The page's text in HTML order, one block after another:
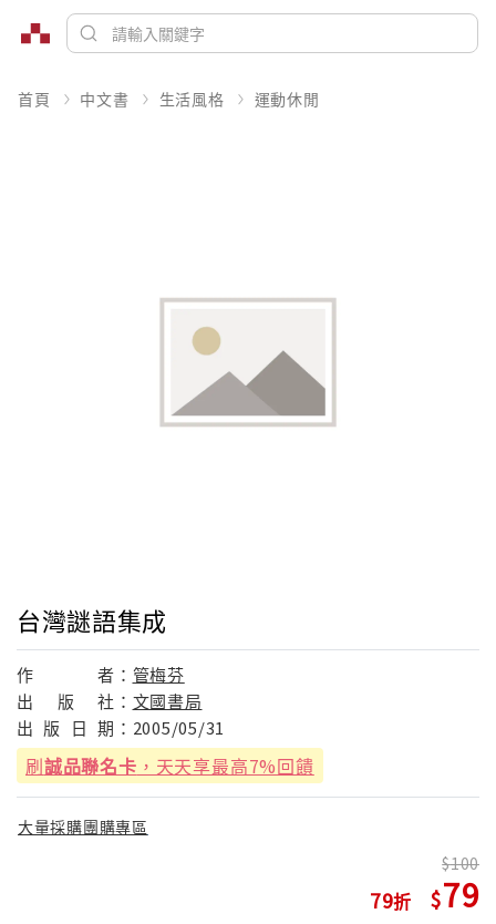
首頁 中文書 生活風格 運動休閒
台灣謎語集成
作 者： 管梅芬
出
版 社： 文國書局
出 版 日 期： 2005/05/31
刷誠品聯名卡 ，天天享最高7%回饋
大量採購團購專區
79
100
79